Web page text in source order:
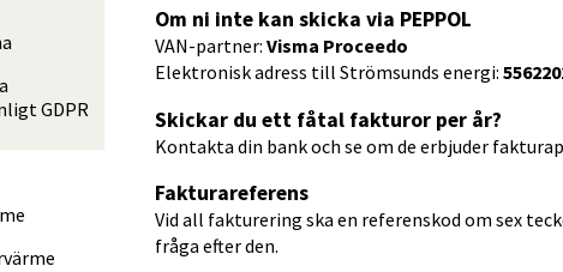
Om ni inte kan skicka via PEPPOL
VAN-partner: Visma Proceedo
Elektronisk adress till Strömsunds energi:
Skickar du ett fåtal fakturor per år?
Kontakta din bank och se om de erbjuder
Fakturareferens
Vid all fakturering ska en referenskod om sex
fråga efter den.
GDPR